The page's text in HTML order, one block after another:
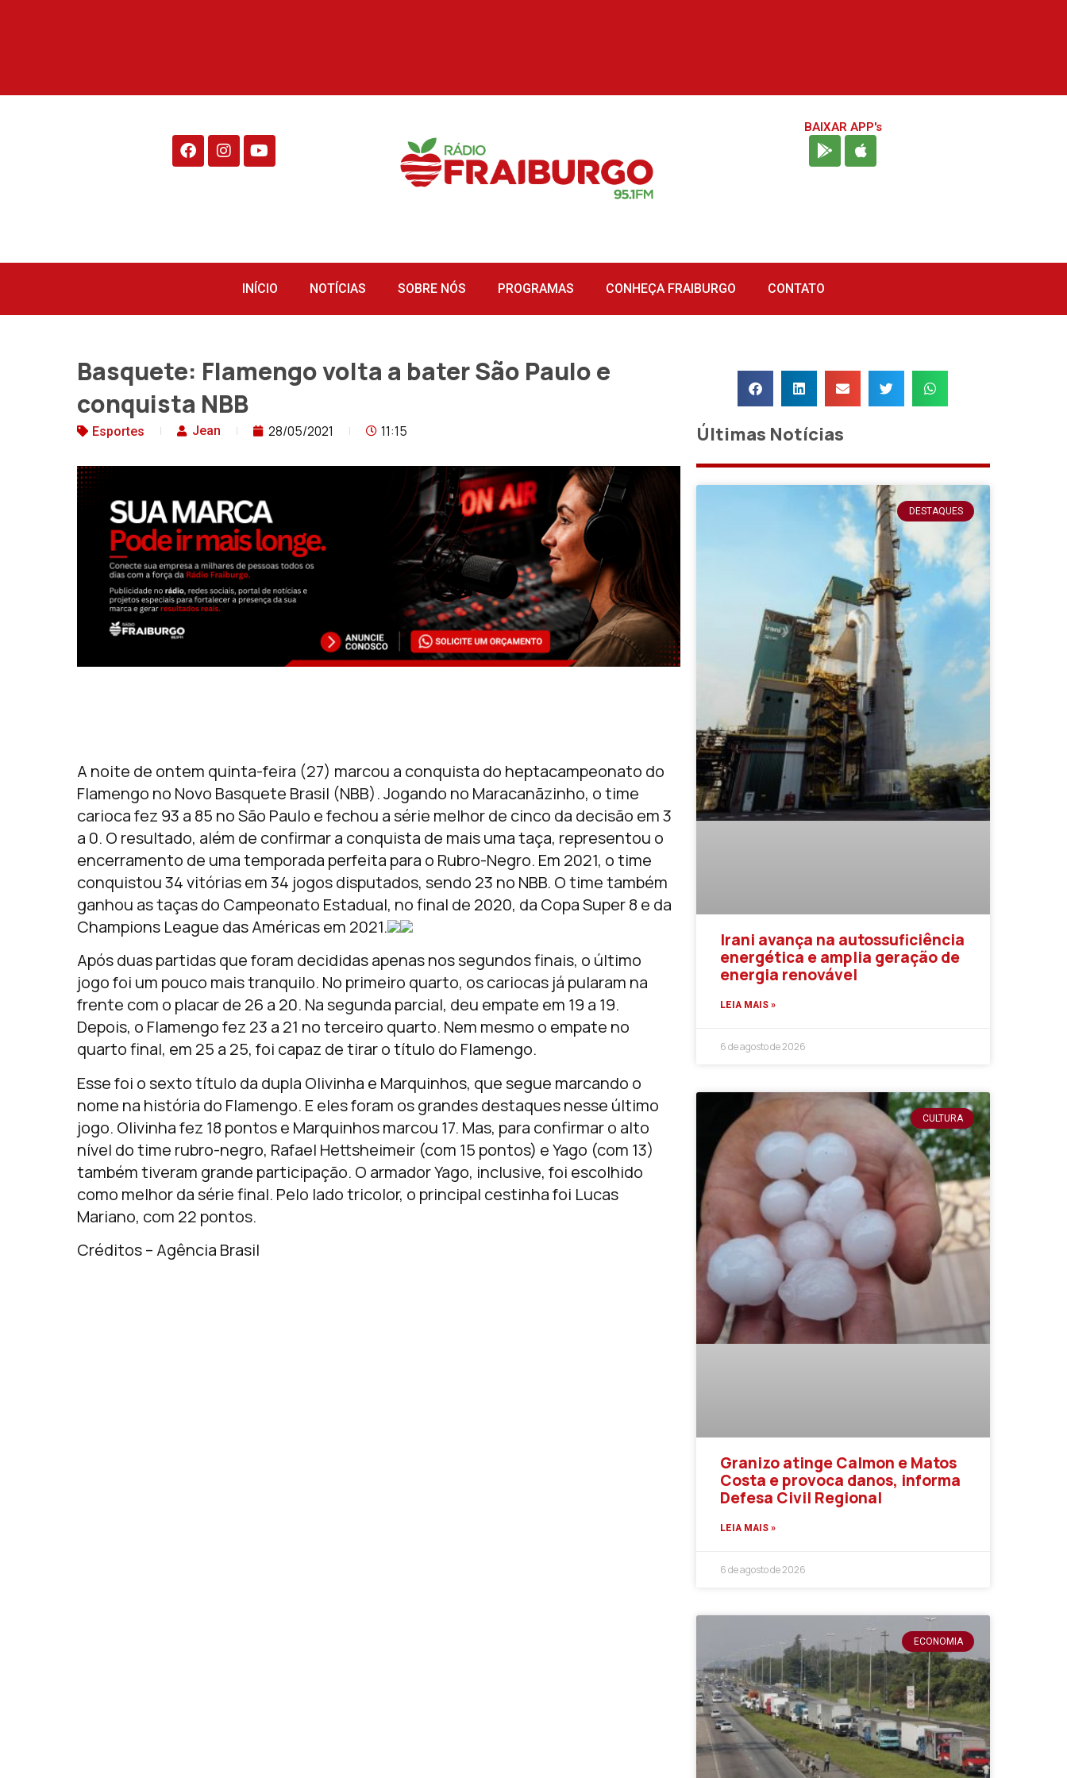
BAIXAR APP's
INÍCIO NOTÍCIAS SOBRE NÓS PROGRAMAS CONHEÇA FRAIBURGO CONTATO
Basquete: Flamengo volta a bater São Paulo e
conquista NBB
Esportes Jean 28/05/2021 11:15
A noite de ontem quinta-feira (27) marcou a conquista do heptacampeonato do
Flamengo no Novo Basquete Brasil (NBB). Jogando no Maracanãzinho, o time
carioca fez 93 a 85 no São Paulo e fechou a série melhor de cinco da decisão em 3
a 0. O resultado, além de confirmar a conquista de mais uma taça, representou o
encerramento de uma temporada perfeita para o Rubro-Negro. Em 2021, o time
conquistou 34 vitórias em 34 jogos disputados, sendo 23 no NBB. O time também
ganhou as taças do Campeonato Estadual, no final de 2020, da Copa Super 8 e da
Champions League das Américas em 2021.
Após duas partidas que foram decididas apenas nos segundos finais, o último
jogo foi um pouco mais tranquilo. No primeiro quarto, os cariocas já pularam na
frente com o placar de 26 a 20. Na segunda parcial, deu empate em 19 a 19.
Depois, o Flamengo fez 23 a 21 no terceiro quarto. Nem mesmo o empate no
quarto final, em 25 a 25, foi capaz de tirar o título do Flamengo.
Esse foi o sexto título da dupla Olivinha e Marquinhos, que segue marcando o
nome na história do Flamengo. E eles foram os grandes destaques nesse último
jogo. Olivinha fez 18 pontos e Marquinhos marcou 17. Mas, para confirmar o alto
nível do time rubro-negro, Rafael Hettsheimeir (com 15 pontos) e Yago (com 13)
também tiveram grande participação. O armador Yago, inclusive, foi escolhido
como melhor da série final. Pelo lado tricolor, o principal cestinha foi Lucas
Mariano, com 22 pontos.
Créditos – Agência Brasil
Últimas Notícias
DESTAQUES
Irani avança na autossuficiência
energética e amplia geração de
energia renovável
LEIA MAIS »
6 de agosto de 2026
CULTURA
Granizo atinge Calmon e Matos
Costa e provoca danos, informa
Defesa Civil Regional
LEIA MAIS »
6 de agosto de 2026
ECONOMIA